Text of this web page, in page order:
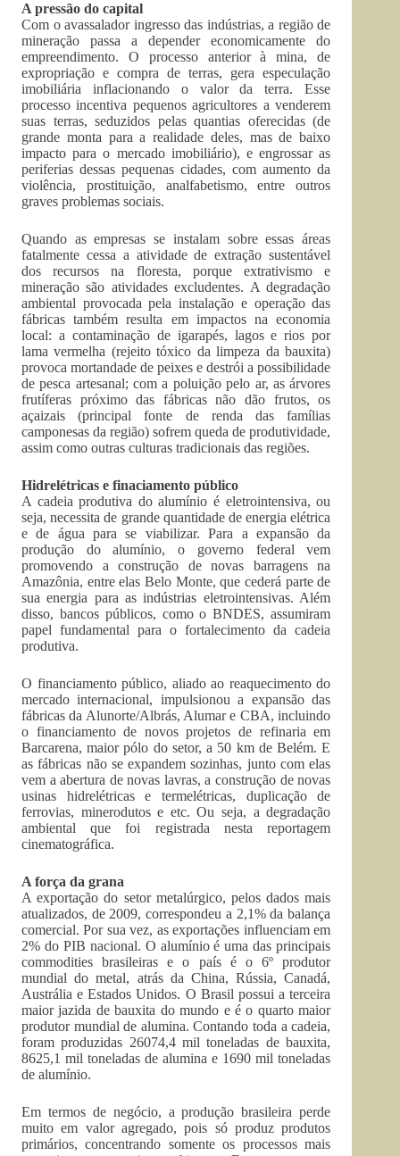
A pressão do capital
Com o avassalador ingresso das indústrias, a região de
mineração passa a depender economicamente do
empreendimento. O processo anterior à mina, de
expropriação e compra de terras, gera especulação
imobiliária inflacionando o valor da terra. Esse
processo incentiva pequenos agricultores a venderem
suas terras, seduzidos pelas quantias oferecidas (de
grande monta para a realidade deles, mas de baixo
impacto para o mercado imobiliário), e engrossar as
periferias dessas pequenas cidades, com aumento da
violência, prostituição, analfabetismo, entre outros
graves problemas sociais.
Quando as empresas se instalam sobre essas áreas
fatalmente cessa a atividade de extração sustentável
dos recursos na floresta, porque extrativismo e
mineração são atividades excludentes. A degradação
ambiental provocada pela instalação e operação das
fábricas também resulta em impactos na economia
local: a contaminação de igarapés, lagos e rios por
lama vermelha (rejeito tóxico da limpeza da bauxita)
provoca mortandade de peixes e destrói a possibilidade
de pesca artesanal; com a poluição pelo ar, as árvores
frutíferas próximo das fábricas não dão frutos, os
açaizais (principal fonte de renda das famílias
camponesas da região) sofrem queda de produtividade,
assim como outras culturas tradicionais das regiões.
Hidrelétricas e finaciamento público
A cadeia produtiva do alumínio é eletrointensiva, ou
seja, necessita de grande quantidade de energia elétrica
e de água para se viabilizar. Para a expansão da
produção do alumínio, o governo federal vem
promovendo a construção de novas barragens na
Amazônia, entre elas Belo Monte, que cederá parte de
sua energia para as indústrias eletrointensivas. Além
disso, bancos públicos, como o BNDES, assumiram
papel fundamental para o fortalecimento da cadeia
produtiva.
O financiamento público, aliado ao reaquecimento do
mercado internacional, impulsionou a expansão das
fábricas da Alunorte/Albrás, Alumar e CBA, incluindo
o financiamento de novos projetos de refinaria em
Barcarena, maior pólo do setor, a 50 km de Belém. E
as fábricas não se expandem sozinhas, junto com elas
vem a abertura de novas lavras, a construção de novas
usinas hidrelétricas e termelétricas, duplicação de
ferrovias, minerodutos e etc. Ou seja, a degradação
ambiental que foi registrada nesta reportagem
cinematográfica.
A força da grana
A exportação do setor metalúrgico, pelos dados mais
atualizados, de 2009, correspondeu a 2,1% da balança
comercial. Por sua vez, as exportações influenciam em
2% do PIB nacional. O alumínio é uma das principais
commodities brasileiras e o país é o 6º produtor
mundial do metal, atrás da China, Rússia, Canadá,
Austrália e Estados Unidos. O Brasil possui a terceira
maior jazida de bauxita do mundo e é o quarto maior
produtor mundial de alumina. Contando toda a cadeia,
foram produzidas 26074,4 mil toneladas de bauxita,
8625,1 mil toneladas de alumina e 1690 mil toneladas
de alumínio.
Em termos de negócio, a produção brasileira perde
muito em valor agregado, pois só produz produtos
primários, concentrando somente os processos mais